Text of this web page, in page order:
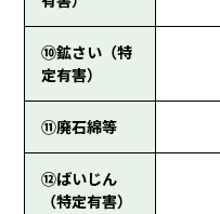
⑩鉱さい（特
定有害）
⑪廃石綿等
⑫ばいじん
（特定有害）